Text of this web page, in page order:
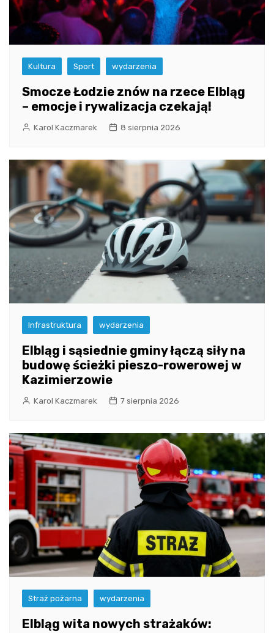
Kultura Sport wydarzenia
Smocze Łodzie znów na rzece Elbląg
– emocje i rywalizacja czekają!
Karol Kaczmarek 8 sierpnia 2026
Infrastruktura wydarzenia
Elbląg i sąsiednie gminy łączą siły na
budowę ścieżki pieszo-rowerowej w
Kazimierzowie
Karol Kaczmarek 7 sierpnia 2026
Straż pożarna wydarzenia
Elbląg wita nowych strażaków: